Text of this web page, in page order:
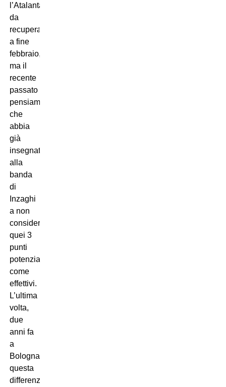
l’Atalanta
da
recuperare
a fine
febbraio,
ma il
recente
passato
pensiamo
che
abbia
già
insegnato
alla
banda
di
Inzaghi
a non
considerare
quei 3
punti
potenziali
come
effettivi.
L’ultima
volta,
due
anni fa
a
Bologna,
questa
differenza